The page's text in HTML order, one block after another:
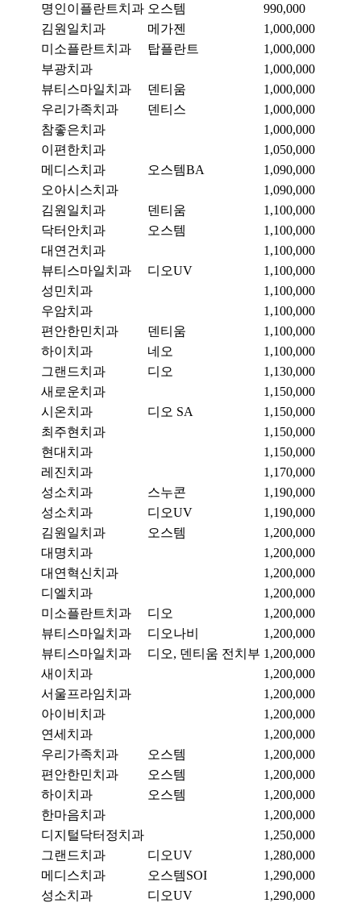
명인이플란트치과 오스템
990,000
김원일치과
메가젠
1,000,000
미소플란트치과
탑플란트
1,000,000
부광치과
1,000,000
뷰티스마일치과
덴티움
1,000,000
우리가족치과
덴티스
1,000,000
참좋은치과
1,000,000
이편한치과
1,050,000
메디스치과
오스템BA
1,090,000
오아시스치과
1,090,000
김원일치과
덴티움
1,100,000
닥터안치과
오스템
1,100,000
대연건치과
1,100,000
뷰티스마일치과
디오UV
1,100,000
성민치과
1,100,000
우암치과
1,100,000
편안한민치과
덴티움
1,100,000
하이치과
네오
1,100,000
그랜드치과
디오
1,130,000
새로운치과
1,150,000
시온치과
디오 SA
1,150,000
최주현치과
1,150,000
현대치과
1,150,000
레진치과
1,170,000
성소치과
스누콘
1,190,000
성소치과
디오UV
1,190,000
김원일치과
오스템
1,200,000
대명치과
1,200,000
대연혁신치과
1,200,000
디엘치과
1,200,000
미소플란트치과
디오
1,200,000
뷰티스마일치과
디오나비
1,200,000
뷰티스마일치과
디오, 덴티움 전치부 1,200,000
새이치과
1,200,000
서울프라임치과
1,200,000
아이비치과
1,200,000
연세치과
1,200,000
우리가족치과
오스템
1,200,000
편안한민치과
오스템
1,200,000
하이치과
오스템
1,200,000
한마음치과
1,200,000
디지털닥터정치과
1,250,000
그랜드치과
디오UV
1,280,000
메디스치과
오스템SOI
1,290,000
성소치과
디오UV
1,290,000